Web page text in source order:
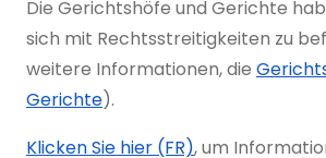
Die Gerichtshöfe und Gerichte
sich mit Rechtsstreitigkeiten zu
weitere Informationen, die
Gerichte).
Klicken Sie hier (FR), um